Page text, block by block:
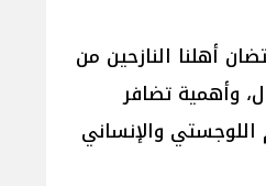
أهلنا النازحين من
وأهمية تضافر
اللوجستي والإنساني